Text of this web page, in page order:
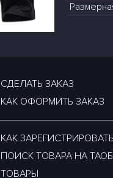
СДЕЛАТЬ ЗАКАЗ
КАК ОФОРМИТЬ ЗАКАЗ
КАК
ПОИСК ТОВАРА НА
ТОВАРЫ